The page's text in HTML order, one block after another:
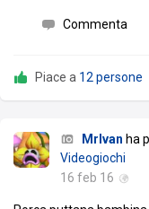
Commenta
Piace a 12 persone
MrIvan ha
Videogiochi
16 feb 16